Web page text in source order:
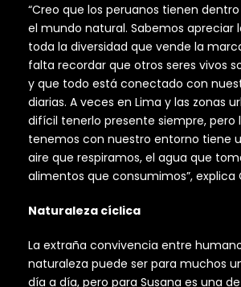
“Creo que los peruanos tienen
el mundo natural. Sabemos apreciar
toda la diversidad que vende la
falta recordar que otros seres vivos
y que todo está conectado con
diarias. A veces en Lima y las zonas
difícil tenerlo presente siempre, pero
tenemos con nuestro entorno tiene
aire que respiramos, el agua que
alimentos que consumimos”, explica
Naturaleza cíclica
La extraña convivencia entre
naturaleza puede ser para muchos
día a día, pero para Susana es una